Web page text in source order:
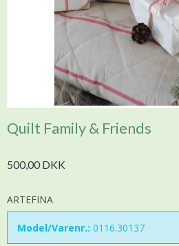
Quilt Family & Friends
500,00 DKK
ARTEFINA
Model/Varenr.: 0116.30137